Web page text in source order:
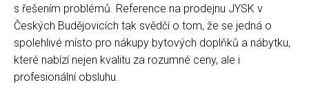
s řešením problémů. Reference na prodejnu JYSK v
Českých Budějovicích tak svědčí o tom, že se jedná o
spolehlivé místo pro nákupy bytových doplňků a nábytku,
které nabízí nejen kvalitu za rozumné ceny, ale i
profesionální obsluhu.